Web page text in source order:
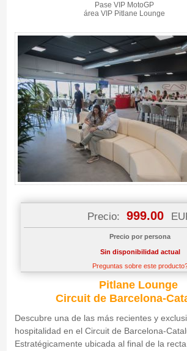
Pase VIP MotoGP
área VIP Pitlane Lounge
Precio: 999.00
Precio por persona
Sin disponibilidad actual
Preguntas sobre este
Pitlane Lounge
Circuit de Barcelona-
Descubre una de las más recientes y
hospitalidad en el Circuit de Barcelona-
Estratégicamente ubicada al final de la